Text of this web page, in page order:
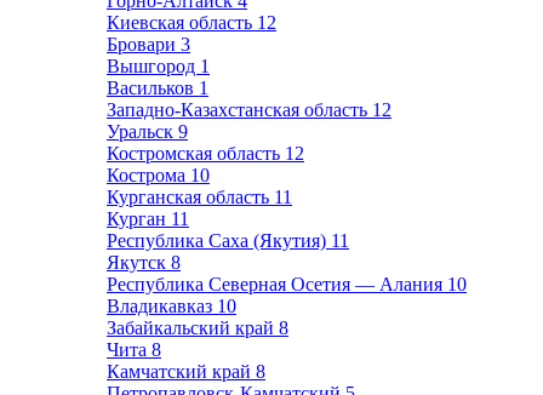
Киевская область 12
Бровари 3
Вышгород 1
Васильков 1
Западно-Казахстанская область 12
Уральск 9
Костромская область 12
Кострома 10
Курганская область 11
Курган 11
Республика Саха (Якутия) 11
Якутск 8
Республика Северная Осетия — Алания 10
Владикавказ 10
Забайкальский край 8
Чита 8
Камчатский край 8